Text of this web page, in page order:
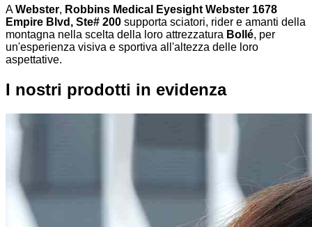
AWebster, Robbins Medical Eyesight Webster 1678
Empire Blvd, Ste# 200 supporta sciatori, rider e amanti della
montagna nella scelta della loro attrezzatura Bollé, per
un'esperienza visiva e sportiva all'altezza delle loro
aspettative.
I nostri prodotti in evidenza